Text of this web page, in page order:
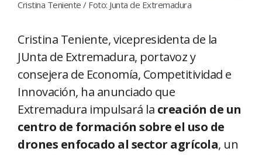
Cristina Teniente / Foto: Junta de Extremadura
Cristina Teniente, vicepresidenta de la
JUnta de Extremadura, portavoz y
consejera de Economía, Competitividad e
Innovación, ha anunciado que
Extremadura impulsará la creación de un
centro de formación sobre el uso de
drones enfocado al sector agrícola, un